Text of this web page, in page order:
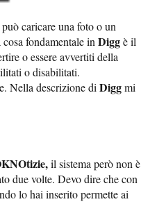
caricare una foto o un
fondamentale in Diggè il
o essere avvertiti della
o disabilitati.
Nella descrizione di Diggmi
il sistema però non è
due volte. Devo dire che con
lo hai inserito permette ai